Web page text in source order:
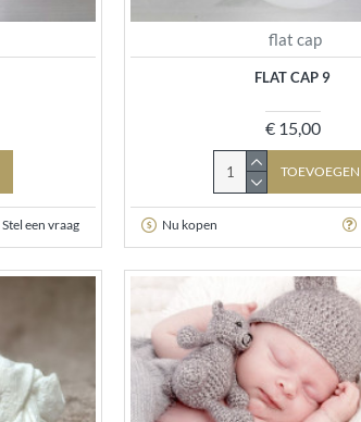
Stel een vraag
flat cap
FLAT CAP 9
€ 15,00
TOEVOEGEN
Nu kopen